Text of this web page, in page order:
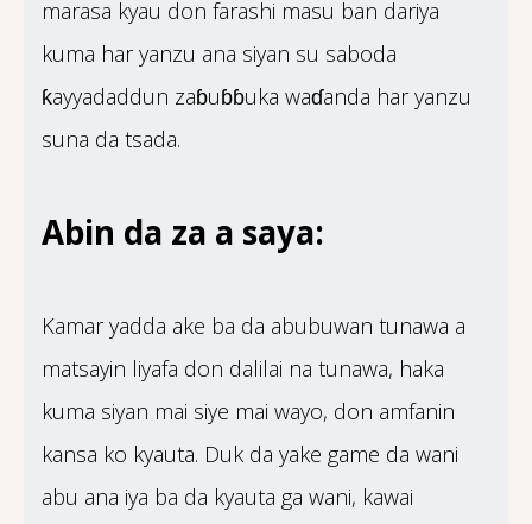
marasa kyau don farashi masu ban dariya
kuma har yanzu ana siyan su saboda
ƙayyadaddun zaɓuɓɓuka waɗanda har yanzu
suna da tsada.
Abin da za a saya:
Kamar yadda ake ba da abubuwan tunawa a
matsayin liyafa don dalilai na tunawa, haka
kuma siyan mai siye mai wayo, don amfanin
kansa ko kyauta. Duk da yake game da wani
abu ana iya ba da kyauta ga wani, kawai